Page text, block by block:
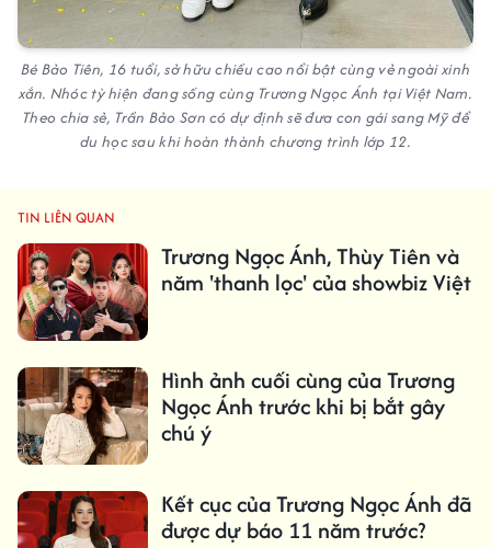
Bé Bảo Tiên, 16 tuổi, sở hữu chiều cao nổi bật cùng vẻ ngoài xinh
xắn. Nhóc tỳ hiện đang sống cùng Trương Ngọc Ánh tại Việt Nam.
Theo chia sẻ, Trần Bảo Sơn có dự định sẽ đưa con gái sang Mỹ để
du học sau khi hoàn thành chương trình lớp 12.
TIN LIÊN QUAN
Trương Ngọc Ánh, Thùy Tiên và
năm 'thanh lọc' của showbiz Việt
Hình ảnh cuối cùng của Trương
Ngọc Ánh trước khi bị bắt gây
chú ý
Kết cục của Trương Ngọc Ánh đã
được dự báo 11 năm trước?